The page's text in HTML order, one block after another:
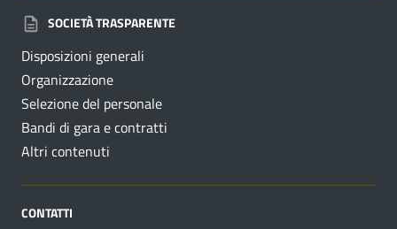
SOCIETÀ TRASPARENTE
Disposizioni generali
Organizzazione
Selezione del personale
Bandi di gara e contratti
Altri contenuti
CONTATTI